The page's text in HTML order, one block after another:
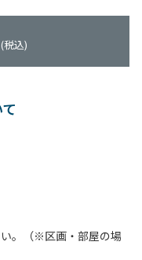
(税込)
。（※区画・部屋の場